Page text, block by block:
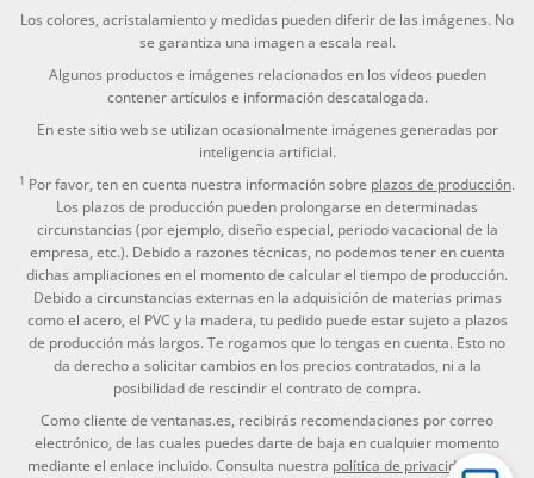
Los colores, acristalamiento y medidas pueden diferir de las imágenes. No
se garantiza una imagen a escala real.
Algunos productos e imágenes relacionados en los vídeos pueden
contener artículos e información descatalogada.
En este sitio web se utilizan ocasionalmente imágenes generadas por
inteligencia artificial.
1 Por favor, ten en cuenta nuestra información sobre plazos de producción.
Los plazos de producción pueden prolongarse en determinadas
circunstancias (por ejemplo, diseño especial, periodo vacacional de la
empresa, etc.). Debido a razones técnicas, no podemos tener en cuenta
dichas ampliaciones en el momento de calcular el tiempo de producción.
Debido a circunstancias externas en la adquisición de materias primas
como el acero, el PVC y la madera, tu pedido puede estar sujeto a plazos
de producción más largos. Te rogamos que lo tengas en cuenta. Esto no
da derecho a solicitar cambios en los precios contratados, ni a la
posibilidad de rescindir el contrato de compra.
Como cliente de ventanas.es, recibirás recomendaciones por correo
electrónico, de las cuales puedes darte de baja en cualquier momento
mediante el enlace incluido. Consulta nuestra política de privacidadpara